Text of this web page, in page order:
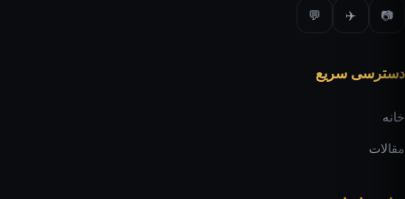
📷
✈️
💬
دسترسی سریع
خانه
مقالات